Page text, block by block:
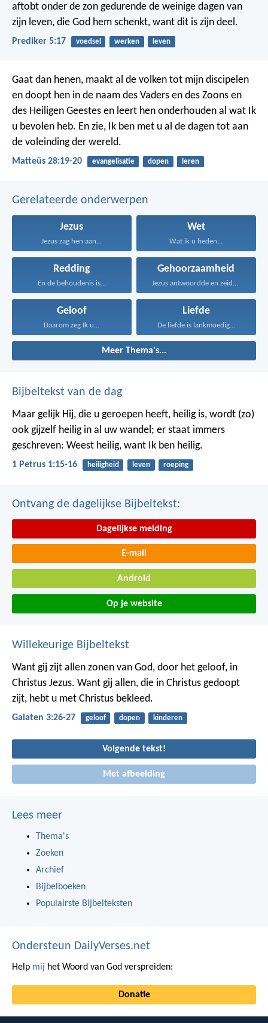
aftobt onder de zon gedurende de weinige dagen van
zijn leven, die God hem schenkt, want dit is zijn deel.
Prediker 5:17 voedsel werken leven
Gaat dan henen, maakt al de volken tot mijn discipelen
en doopt hen in de naam des Vaders en des Zoons en
des Heiligen Geestes en leert hen onderhouden al wat Ik
u bevolen heb. En zie, Ik ben met u al de dagen tot aan
de voleinding der wereld.
Matteüs 28:19-20 evangelisatie dopen leren
Gerelateerde onderwerpen
Jezus
Jezus zag hen aan...
Wet
Wat ik u heden...
Redding
En de behoudenis is...
Gehoorzaamheid
Jezus antwoordde en zeide...
Geloof
Daarom zeg Ik u...
Liefde
De liefde is lankmoedig...
Meer Thema's...
Bijbeltekst van de dag
Maar gelijk Hij, die u geroepen heeft, heilig is, wordt (zo)
ook gijzelf heilig in al uw wandel; er staat immers
geschreven: Weest heilig, want Ik ben heilig.
1 Petrus 1:15-16 heiligheid leven roeping
Ontvang de dagelijkse Bijbeltekst:
Dagelijkse melding
E-mail
Android
Op je website
Willekeurige Bijbeltekst
Want gij zijt allen zonen van God, door het geloof, in
Christus Jezus. Want gij allen, die in Christus gedoopt
zijt, hebt u met Christus bekleed.
Galaten 3:26-27 geloof dopen kinderen
Volgende tekst!
Met afbeelding
Lees meer
Thema's
Zoeken
Archief
Bijbelboeken
Populairste Bijbelteksten
Ondersteun DailyVerses.net
Help mij het Woord van God verspreiden:
Donatie